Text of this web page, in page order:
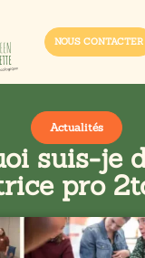
NOUS CONTACTER
Actualités
suis-je
pro